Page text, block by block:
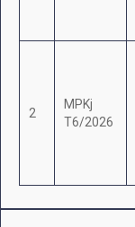
2
MPKj
T6/2026